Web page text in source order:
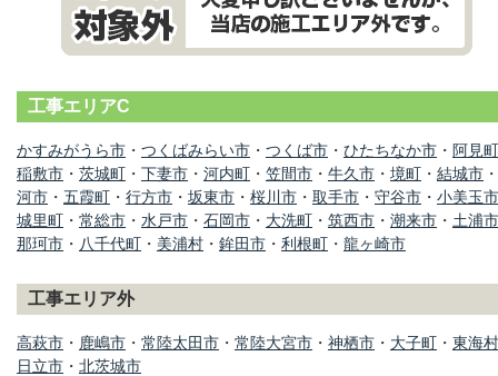
工事エリアC
かすみがうら市 ・ つくばみらい市 ・ つくば市 ・ ひたちなか市 ・ 阿見町
稲敷市 ・ 茨城町 ・ 下妻市 ・ 河内町 ・ 笠間市 ・ 牛久市 ・ 境町 ・ 結城市 ・
河市 ・ 五霞町 ・ 行方市 ・ 坂東市 ・ 桜川市 ・ 取手市 ・ 守谷市 ・ 小美玉市
城里町 ・ 常総市 ・ 水戸市 ・ 石岡市 ・ 大洗町 ・ 筑西市 ・ 潮来市 ・ 土浦市
那珂市 ・ 八千代町 ・ 美浦村 ・ 鉾田市 ・ 利根町 ・ 龍ヶ崎市
工事エリア外
高萩市 ・ 鹿嶋市 ・ 常陸太田市 ・ 常陸大宮市 ・ 神栖市 ・ 大子町 ・ 東海村
日立市 ・ 北茨城市